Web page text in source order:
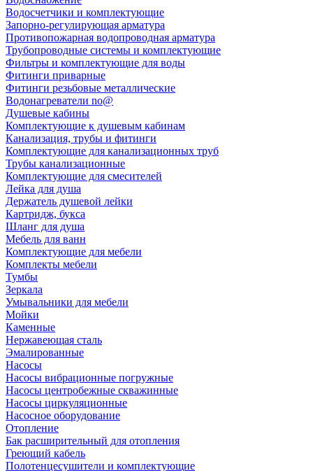
Водосчетчики и комплектующие
Запорно-регулирующая арматура
Противопожарная водопроводная арматура
Трубопроводные системы и комплектующие
Фильтры и комплектующие для воды
Фитинги приварные
Фитинги резьбовые металлические
Водонагреватели no@
Душевые кабины
Комплектующие к душевым кабинам
Канализация, трубы и фитинги
Комплектующие для канализационных труб
Трубы канализационные
Комплектующие для смесителей
Лейка для душа
Держатель душевой лейки
Картридж, букса
Шланг для душа
Мебель для ванн
Комплектующие для мебели
Комплекты мебели
Тумбы
Зеркала
Умывальники для мебели
Мойки
Каменные
Нержавеющая сталь
Эмалированные
Насосы
Насосы вибрационные погружные
Насосы центробежные скважинные
Насосы циркуляционные
Насосное оборудование
Отопление
Бак расширительный для отопления
Греющий кабель
Полотенцесушители и комплектующие